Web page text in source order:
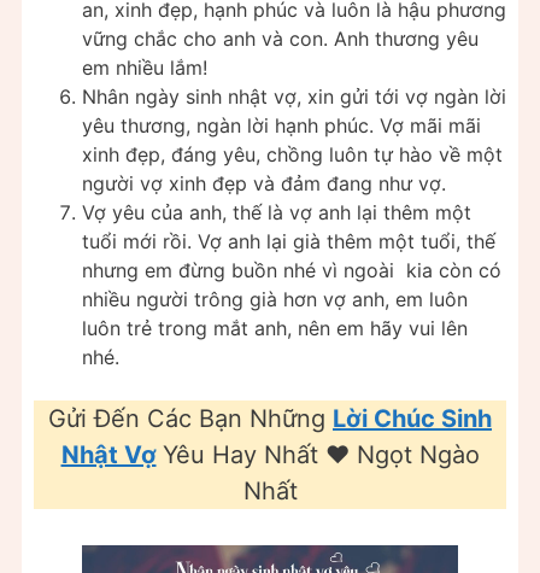
an, xinh đẹp, hạnh phúc và luôn là hậu phương
vững chắc cho anh và con. Anh thương yêu
em nhiều lắm!
Nhân ngày sinh nhật vợ, xin gửi tới vợ ngàn lời
yêu thương, ngàn lời hạnh phúc. Vợ mãi mãi
xinh đẹp, đáng yêu, chồng luôn tự hào về một
người vợ xinh đẹp và đảm đang như vợ.
Vợ yêu của anh, thế là vợ anh lại thêm một
tuổi mới rồi. Vợ anh lại già thêm một tuổi, thế
nhưng em đừng buồn nhé vì ngoài kia còn có
nhiều người trông già hơn vợ anh, em luôn
luôn trẻ trong mắt anh, nên em hãy vui lên
nhé.
Gửi Đến Các Bạn Những Lời Chúc Sinh
Nhật Vợ Yêu Hay Nhất ❤️ Ngọt Ngào
Nhất